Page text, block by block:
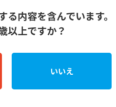
入りの商品を取り扱う通販
を探せます
みのフレーバーを比較しな
！
内容を含んでいます。
以上ですか？
いいえ